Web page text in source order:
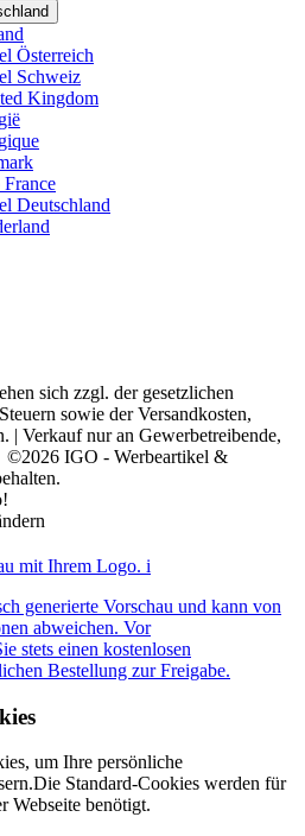
Österreich
Schweiz
Kingdom
Deutschland
sich zzgl. der gesetzlichen
sowie der Versandkosten,
| Verkauf nur an Gewerbetreibende,
©2026 IGO - Werbeartikel &
mit Ihrem Logo. i
generierte Vorschau und kann von
abweichen. Vor
stets einen kostenlosen
Bestellung zur Freigabe.
um Ihre persönliche
Standard-Cookies werden für
Webseite benötigt.